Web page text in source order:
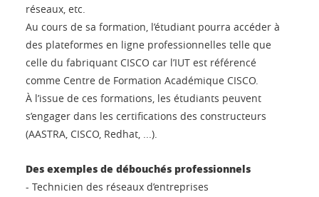
réseaux, etc.
Au cours de sa formation, l’étudiant pourra accéder à
des plateformes en ligne professionnelles telle que
celle du fabriquant CISCO car l’IUT est référencé
comme Centre de Formation Académique CISCO.
À l’issue de ces formations, les étudiants peuvent
s’engager dans les certifications des constructeurs
(AASTRA, CISCO, Redhat, ...).
Des exemples de débouchés professionnels
- Technicien des réseaux d’entreprises